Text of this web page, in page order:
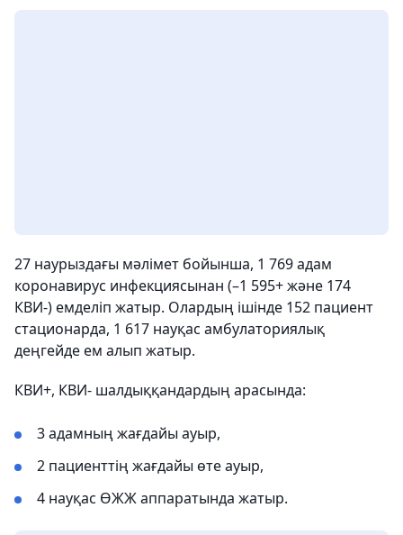
27 наурыздағы мәлімет бойынша, 1 769 адам
коронавирус инфекциясынан (–1 595+ және 174
КВИ-) емделіп жатыр. Олардың ішінде 152 пациент
стационарда, 1 617 науқас амбулаториялық
деңгейде ем алып жатыр.
КВИ+, КВИ- шалдыққандардың арасында:
3 адамның жағдайы ауыр,
2 пациенттің жағдайы өте ауыр,
4 науқас ӨЖЖ аппаратында жатыр.